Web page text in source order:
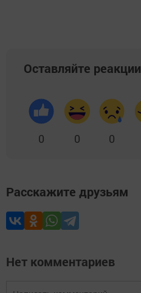
Оставляйте реакции
0 0 0
Расскажите друзьям
Нет комментариев